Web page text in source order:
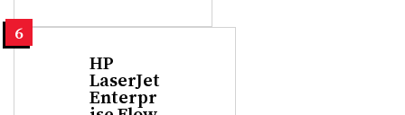
6
HP
LaserJet
Enterpr